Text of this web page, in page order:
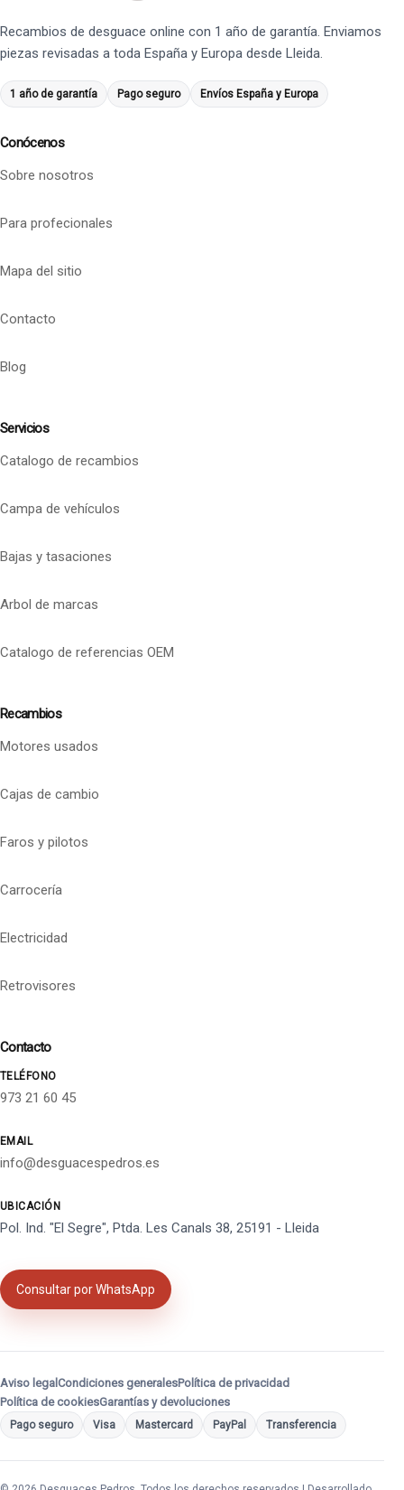
Recambios de desguace online con 1 año de garantía. Enviamos
piezas revisadas a toda España y Europa desde Lleida.
1 año de garantía Pago seguro Envíos España y Europa
Conócenos
Sobre nosotros
Para profecionales
Mapa del sitio
Contacto
Blog
Servicios
Catalogo de recambios
Campa de vehículos
Bajas y tasaciones
Arbol de marcas
Catalogo de referencias OEM
Recambios
Motores usados
Cajas de cambio
Faros y pilotos
Carrocería
Electricidad
Retrovisores
Contacto
TELÉFONO
973 21 60 45
EMAIL
info@desguacespedros.es
UBICACIÓN
Pol. Ind. "El Segre", Ptda. Les Canals 38, 25191 - Lleida
Consultar por WhatsApp
Aviso legal Condiciones generalesPolítica de privacidad
Política de cookiesGarantías y devoluciones
Pago seguro Visa Mastercard PayPal Transferencia